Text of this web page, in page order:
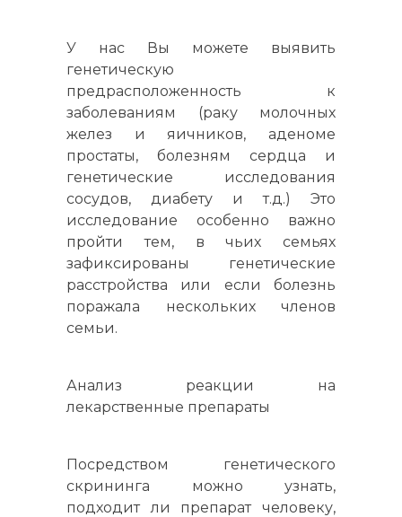
У нас Вы можете выявить
генетическую
предрасположенность к
заболеваниям (раку молочных
желез и яичников, аденоме
простаты, болезням сердца и
генетические исследования
сосудов, диабету и т.д.) Это
исследование особенно важно
пройти тем, в чьих семьях
зафиксированы генетические
расстройства или если болезнь
поражала нескольких членов
семьи.
Анализ реакции на
лекарственные препараты
Посредством генетического
скрининга можно узнать,
подходит ли препарат человеку,